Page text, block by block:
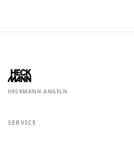
HECKMANN ANGELN
SERVICE